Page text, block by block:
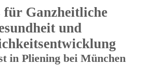
für Ganzheitliche
und
in Pliening bei München